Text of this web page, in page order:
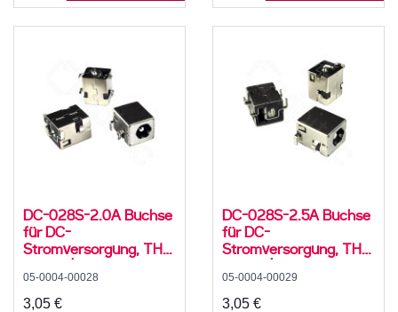
DC-028S-2.0A Buchse
für DC-
Stromversorgung, THT,
für 5,5 / 2,1 mm
Hohlstecker, 24 V, 5 A,
90°, -20..70 °C
05-0004-00028
3,05 €
DC-028S-2.5A Buchse
für DC-
Stromversorgung, THT,
für 5,5 / 2,5 mm
Hohlstecker, 24 V, 5 A,
90°, -20..70 °C
05-0004-00029
3,05 €